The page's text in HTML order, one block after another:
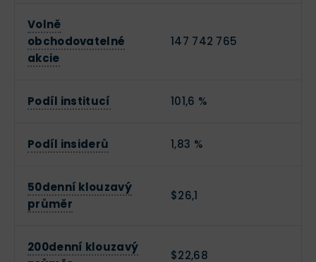
Volně
obchodovatelné
akcie
147 742 765
Podíl institucí 101,6 %
Podíl insiderů 1,83 %
50denní klouzavý
průměr
$26,1
200denní klouzavý
$22,68